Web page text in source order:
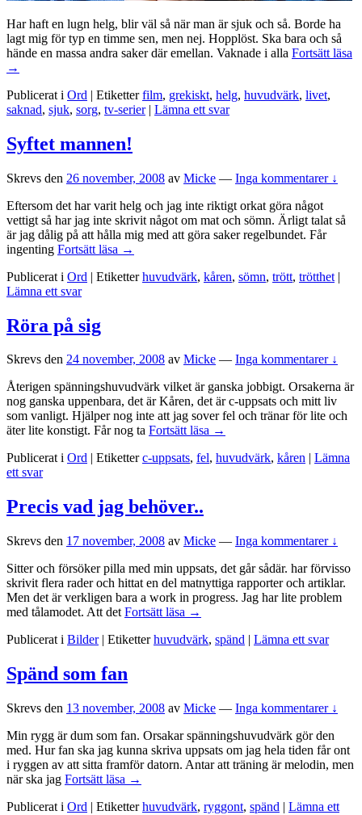
Har haft en lugn helg, blir väl så när man är sjuk och så. Borde ha
lagt mig för typ en timme sen, men nej. Hopplöst. Ska bara och så
hände en massa andra saker där emellan. Vaknade i alla Fortsätt läsa
→
Publicerat i Ord | Etiketter film, grekiskt, helg, huvudvärk, livet,
saknad, sjuk, sorg, tv-serier | Lämna ett svar
Syftet mannen!
Skrevs den 26 november, 2008 av Micke — Inga kommentarer ↓
Eftersom det har varit helg och jag inte riktigt orkat göra något
vettigt så har jag inte skrivit något om mat och sömn. Ärligt talat så
är jag dålig på att hålla mig med att göra saker regelbundet. Får
ingenting Fortsätt läsa Syftet
→
Publicerat i Ord | Etiketter huvudvärk, kåren, sömn, trött, trötthet |
Lämna ett svar
Röra på sig
Skrevs den 24 november, 2008 av Micke — Inga kommentarer ↓
Återigen spänningshuvudvärk vilket är ganska jobbigt. Orsakerna är
nog ganska uppenbara, det är Kåren, det är c-uppsats och mitt liv
som vanligt. Hjälper nog inte att jag sover fel och tränar för lite och
äter lite konstigt. Får nog ta Fortsätt läsa Röra
sig
→
Publicerat i Ord | Etiketter c-uppsats, fel, huvudvärk, kåren | Lämna
ett svar
Precis vad jag behöver..
Skrevs den 17 november, 2008 av Micke — Inga kommentarer ↓
Sitter och försöker pilla med min uppsats, det går sådär. har förvisso
skrivit flera rader och hittat en del matnyttiga rapporter och artiklar.
Men det är verkligen bara a work in progress. Jag har lite problem
med tålamodet. Att det Fortsätt läsa Precis
jag
→
Publicerat i Bilder | Etiketter huvudvärk, spänd | Lämna ett svar
Spänd som fan
Skrevs den 13 november, 2008 av Micke — Inga kommentarer ↓
Min rygg är dum som fan. Orsakar spänningshuvudvärk gör den
med. Hur fan ska jag kunna skriva uppsats om jag hela tiden får ont
i ryggen av att sitta framför datorn. Antar att träning är melodin, men
när ska jag Fortsätt läsa Spänd
fan
→
Publicerat i Ord | Etiketter huvudvärk, ryggont, spänd | Lämna ett